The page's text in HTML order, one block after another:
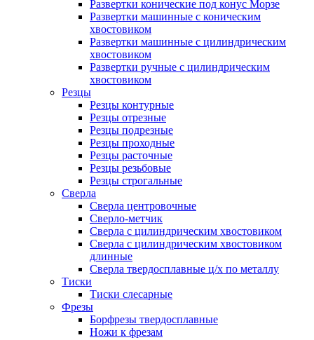
Развертки конические под конус Морзе
Развертки машинные с коническим
хвостовиком
Развертки машинные с цилиндрическим
хвостовиком
Развертки ручные с цилиндрическим
хвостовиком
Резцы
Резцы контурные
Резцы отрезные
Резцы подрезные
Резцы проходные
Резцы расточные
Резцы резьбовые
Резцы строгальные
Сверла
Сверла центровочные
Сверло-метчик
Сверла с цилиндрическим хвостовиком
Сверла с цилиндрическим хвостовиком
длинные
Сверла твердосплавные ц/х по металлу
Тиски
Тиски слесарные
Фрезы
Борфрезы твердосплавные
Ножи к фрезам